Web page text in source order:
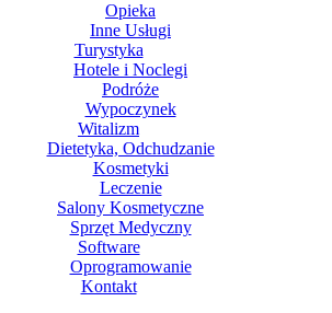
Opieka
Inne Usługi
Turystyka
Hotele i Noclegi
Podróże
Wypoczynek
Witalizm
Dietetyka, Odchudzanie
Kosmetyki
Leczenie
Salony Kosmetyczne
Sprzęt Medyczny
Software
Oprogramowanie
Kontakt